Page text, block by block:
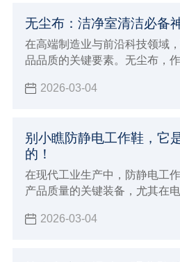
无尘布：洁净室清洁必备
在高端制造业与前沿科技领域
品品质的关键要素。无尘布，
2026-03-04
别小瞧防静电工作鞋，它
的！
在现代工业生产中，防静电工
产品质量的关键装备，尤其在
2026-03-04